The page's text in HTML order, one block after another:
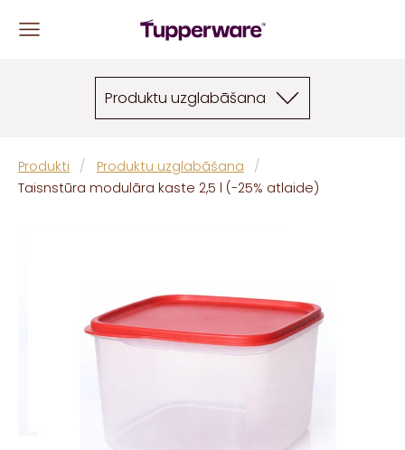
Produktu uzglabāšana
Produkti
Produktu uzglabāšana
Taisnstūra modulāra kaste 2,5 l (-25% atlaide)